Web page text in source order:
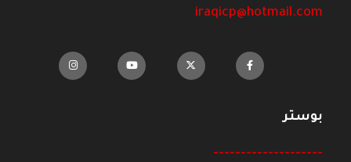
iraqicp@hotmail.com
بوستر
--------------------